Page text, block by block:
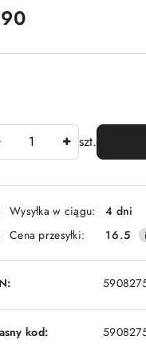
szt.
Wysyłka w ciągu:
4 dni
Cena przesyłki:
16.5
kod: